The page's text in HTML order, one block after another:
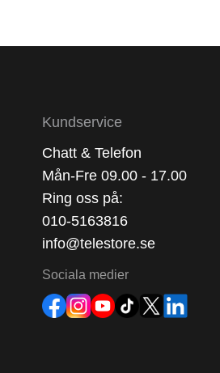
Kundservice
Chatt & Telefon
Mån-Fre 09.00 - 17.00
Ring oss på:
010-5163816
info@telestore.se
Sociala medier